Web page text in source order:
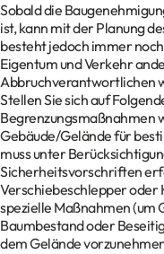
Sobald die
ist, kann mit der Planung
besteht jedoch immer
Eigentum und Verkehr
Abbruchverantwortlichen
Stellen Sie sich auf
Begrenzungsmaßnahmen
Gebäude/Gelände für
muss unter
Sicherheitsvorschriften
Verschiebeschlepper oder
spezielle Maßnahmen (um
Baumbestand oder
dem Gelände